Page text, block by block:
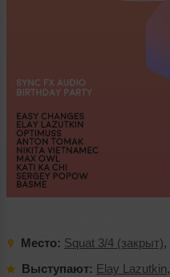
Место: Squat 3/4 (закрыт),
Выступают: Elay Lazutkin,